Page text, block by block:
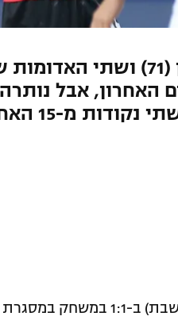
ממן כבש ראשון (29), שמש איזן (71)
האחרון, אבל
מ-15 האחרונות